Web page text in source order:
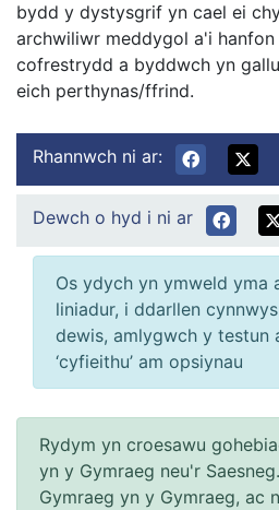
bydd y dystysgrif yn cael ei
archwiliwr meddygol a'i
cofrestrydd a byddwch yn
eich perthynas/ffrind.
Rhannwch ni ar:
Dewch o hyd i ni ar
Os ydych yn ymweld yma
liniadur, i ddarllen
dewis, amlygwch y testun
‘cyfieithu’ am opsiynau
Rydym yn croesawu
yn y Gymraeg neu'r
Gymraeg yn y Gymraeg, ac